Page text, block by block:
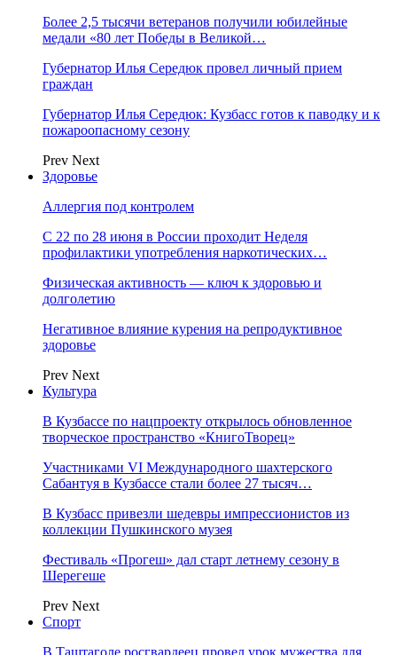
Более 2,5 тысячи ветеранов получили юбилейные
медали «80 лет Победы в Великой…
Губернатор Илья Середюк провел личный прием
граждан
Губернатор Илья Середюк: Кузбасс готов к паводку и к
пожароопасному сезону
Prev Next
Здоровье
Аллергия под контролем
С 22 по 28 июня в России проходит Неделя
профилактики употребления наркотических…
Физическая активность — ключ к здоровью и
долголетию
Негативное влияние курения на репродуктивное
здоровье
Prev Next
Культура
В Кузбассе по нацпроекту открылось обновленное
творческое пространство «КнигоТворец»
Участниками VI Международного шахтерского
Сабантуя в Кузбассе стали более 27 тысяч…
В Кузбасс привезли шедевры импрессионистов из
коллекции Пушкинского музея
Фестиваль «Прогеш» дал старт летнему сезону в
Шерегеше
Prev Next
Спорт
В Таштаголе росгвардеец провел урок мужества для